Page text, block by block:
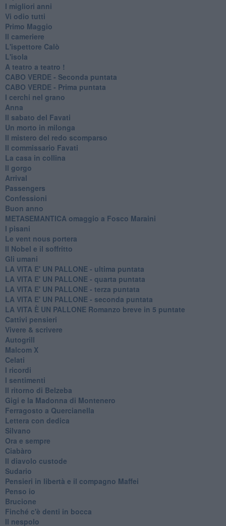
I migliori anni
Vi odio tutti
Primo Maggio
Il cameriere
L'ispettore Calò
L'isola
A teatro a teatro !
CABO VERDE - Seconda puntata
CABO VERDE - Prima puntata
I cerchi nel grano
Anna
Il sabato del Favati
Un morto in milonga
Il mistero del redo scomparso
Il commissario Favati
La casa in collina
Il gorgo
Arrival
Passengers
Confessioni
Buon anno
METASEMANTICA omaggio a Fosco Maraini
I pisani
Le vent nous portera
Il Nobel e il soffritto
Gli umani
LA VITA E' UN PALLONE - ultima puntata
LA VITA E' UN PALLONE - quarta puntata
LA VITA E' UN PALLONE - terza puntata
LA VITA E' UN PALLONE - seconda puntata
LA VITA È UN PALLONE Romanzo breve in 5 puntate
Cattivi pensieri
Vivere & scrivere
Autogrill
Malcom X
Celati
I ricordi
I sentimenti
Il ritorno di Belzeba
Gigi e la Madonna di Montenero
Ferragosto a Quercianella
Lettera con dedica
Silvano
Ora e sempre
Ciabàro
Il diavolo custode
Sudario
Pensieri in libertà e il compagno Maffei
Penso io
Brucione
Finché c'è denti in bocca
Il nespolo